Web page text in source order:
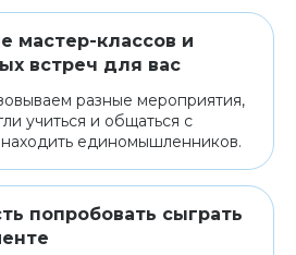
мастер-классов и
встреч для вас
разные мероприятия,
учиться и общаться с
единомышленников.
попробовать сыграть